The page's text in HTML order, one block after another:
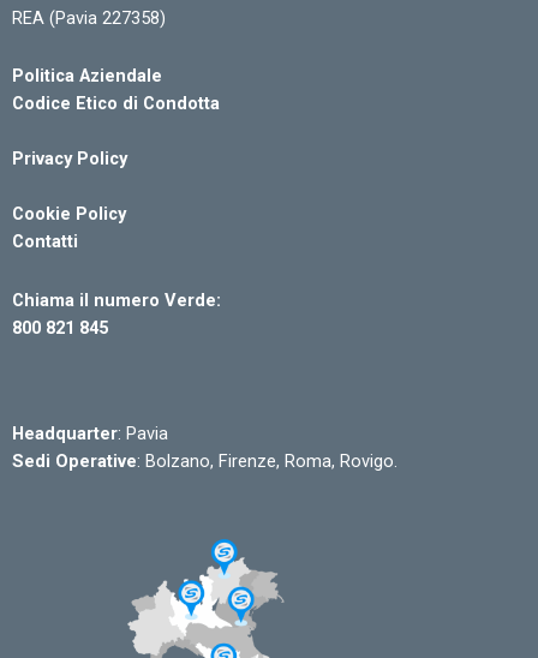
REA (Pavia 227358)
Politica Aziendale
Codice Etico di Condotta
Privacy Policy
Cookie Policy
Contatti
Chiama il numero Verde:
800 821 845
Headquarter: Pavia
Sedi Operative: Bolzano, Firenze, Roma, Rovigo.